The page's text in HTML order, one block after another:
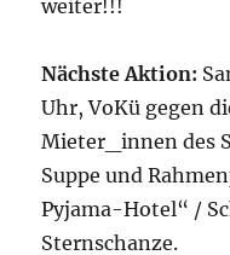
weiter!!!
Nächste Aktion:
Uhr, VoKü gegen
Mieter_innen des
Suppe und
Pyjama-Hotel“ /
Sternschanze.